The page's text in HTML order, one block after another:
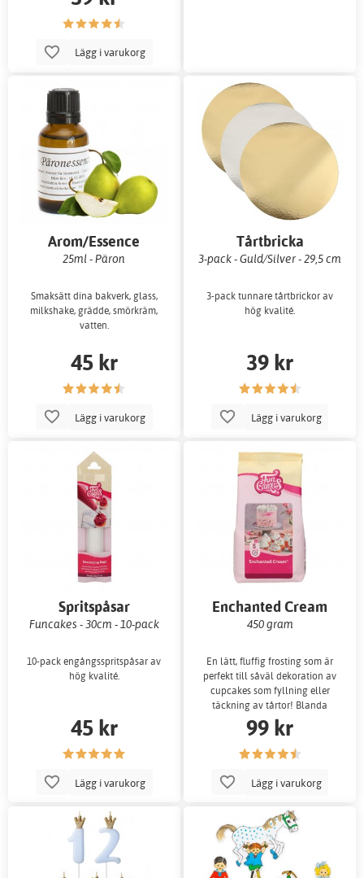
Lägg i varukorg
Arom/Essence
25ml - Päron
Smaksätt dina bakverk, glass,
milkshake, grädde, smörkräm,
vatten.
45 kr
Lägg i varukorg
Tårtbricka
3-pack - Guld/Silver - 29,5 cm
3-pack tunnare tårtbrickor av
hög kvalité.
39 kr
Lägg i varukorg
Spritspåsar
Funcakes - 30cm - 10-pack
10-pack engångsspritspåsar av
hög kvalité.
45 kr
Lägg i varukorg
Enchanted Cream
450 gram
En lätt, fluffig frosting som är
perfekt till såväl dekoration av
cupcakes som fyllning eller
täckning av tårtor! Blanda
endast
99 kr
Lägg i varukorg